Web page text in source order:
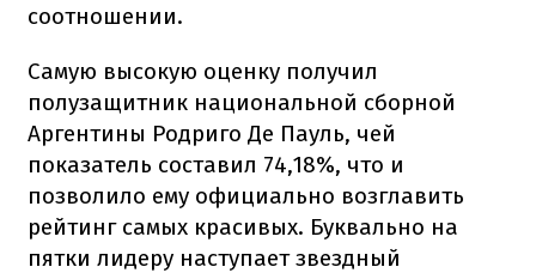
соотношении.
Самую высокую оценку получил
полузащитник национальной сборной
Аргентины Родриго Де Пауль, чей
показатель составил 74,18%, что и
позволило ему официально возглавить
рейтинг самых красивых. Буквально на
пятки лидеру наступает звездный